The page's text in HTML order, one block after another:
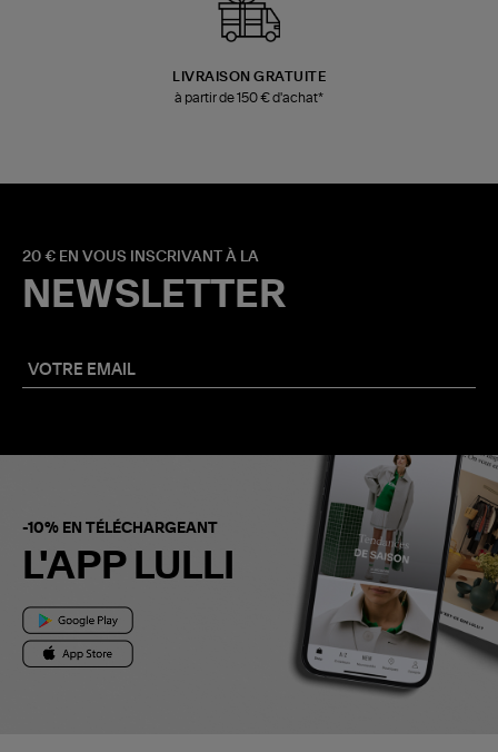
LIVRAISON GRATUITE
à partir de 150 € d'achat*
20 € EN VOUS INSCRIVANT À LA
NEWSLETTER
-10% EN TÉLÉCHARGEANT
L'APP LULLI